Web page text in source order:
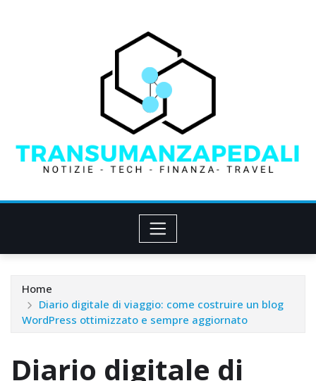
Home
Diario digitale di viaggio: come costruire un blog
WordPress ottimizzato e sempre aggiornato
Diario digitale di